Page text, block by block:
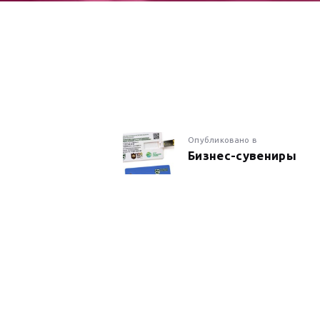
Опубликовано вПредыдущая
запись:
Бизнес-сувениры